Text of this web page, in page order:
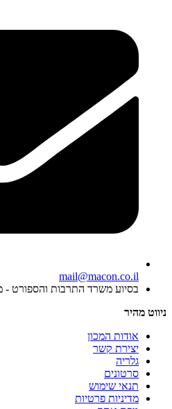
mail@macon.co.il
בסיוע משרד התרבות והספורט -
ניווט מהיר
אודות המכון
יצירת קשר
גלריה
סרטונים
תנאי שימוש
מדיניות פרטיות